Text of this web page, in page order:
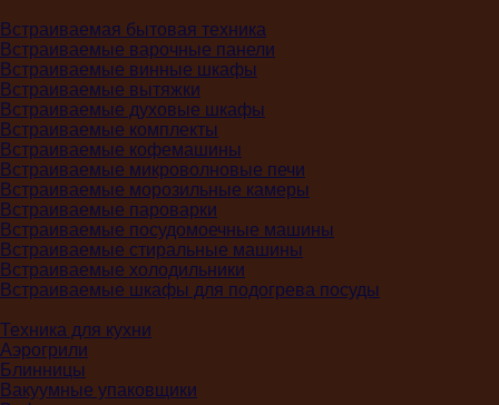
Встраиваемая бытовая техника
Встраиваемые варочные панели
Встраиваемые винные шкафы
Встраиваемые вытяжки
Встраиваемые духовые шкафы
Встраиваемые комплекты
Встраиваемые кофемашины
Встраиваемые микроволновые печи
Встраиваемые морозильные камеры
Встраиваемые пароварки
Встраиваемые посудомоечные машины
Встраиваемые стиральные машины
Встраиваемые холодильники
Встраиваемые шкафы для подогрева посуды
Техника для кухни
Аэрогрили
Блинницы
Вакуумные упаковщики